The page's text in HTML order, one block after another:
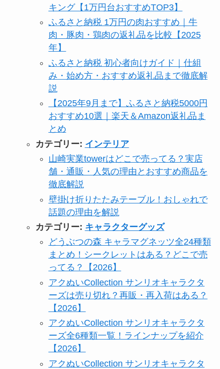
キング【1万円台おすすめTOP3】
ふるさと納税 1万円の肉おすすめ｜牛
肉・豚肉・鶏肉の返礼品を比較【2025
年】
ふるさと納税 初心者向けガイド｜仕組
み・始め方・おすすめ返礼品まで徹底解
説
【2025年9月まで】ふるさと納税5000円
おすすめ10選｜楽天＆Amazon返礼品ま
とめ
カテゴリー: インテリア
山崎実業towerはどこで売ってる？実店
舗・通販・人気の理由とおすすめ商品を
徹底解説
壁掛け折りたたみテーブル！おしゃれで
話題の理由を解説
カテゴリー: キャラクターグッズ
どうぶつの森 キャラマグネッツ全24種類
まとめ！シークレットはある？どこで売
ってる？【2026】
アクぬいCollection サンリオキャラクタ
ーズは売り切れ？再販・再入荷はある？
【2026】
アクぬいCollection サンリオキャラクタ
ーズ全6種類一覧！ラインナップを紹介
【2026】
アクぬいCollection サンリオキャラクタ